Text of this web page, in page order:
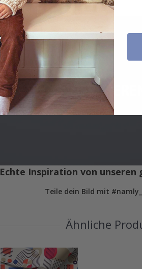
Echte Inspiration von unseren
Teile dein Bild mit
Ähnliche